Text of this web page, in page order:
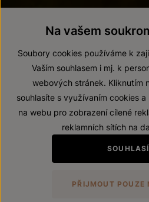
© 2026 ZNOVÍN
Prohlášení o
Zákaz prodeje alkoholických
Vytvořil
Na vašem
Soubory cookies používáme k
Vaším souhlasem i mj. k
webových stránek. Kliknutím
souhlasíte s využívaním cookies
na webu pro zobrazení cílené
reklamních sítích na
PŘIJMOUT POUZE